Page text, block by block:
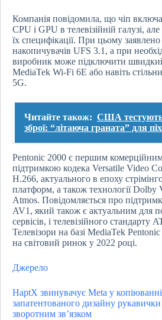
Компанія повідомила, що чіп
CPU і GPU в телевізійній галузі,
їх специфікації. При цьому
накопичувачів UFS 3.1, а при
виробник може підключити
MediaTek Wi-Fi 6E або навіть
5G.
Читайте також: США
зброї: “літаюча граната” для
Pentonic 2000 є першим
підтримкою кодека Versatile Video
H.266, актуального в епоху
платформ, а також технології Dolby
Atmos. Повідомляється про
AV1, який також є актуальним для
сервісів, і телевізійного стандарту
Телевізори на базі MediaTek
на світовий ринок у 2022 році.
Джерело
HaptX звинувачує Meta у копіюванні
запатентованого дизайну
зворотним зв’язком